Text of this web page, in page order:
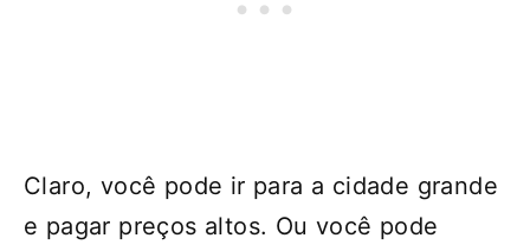
Claro, você pode ir para a cidade grande
e pagar preços altos. Ou você pode